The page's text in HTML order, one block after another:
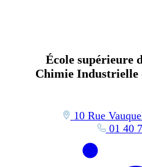
École supérieure
Chimie Industrielle
10 Rue
01 40